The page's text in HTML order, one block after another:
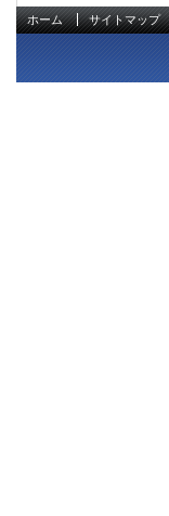
ホーム サイトマップ